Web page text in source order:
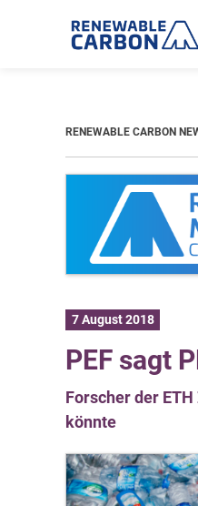
RENEWABLE CARBON
7 August 2018
PEF sagt
Forscher der
könnte